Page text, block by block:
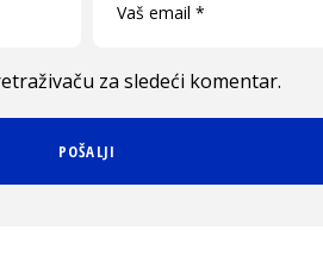
za sledeći komentar.